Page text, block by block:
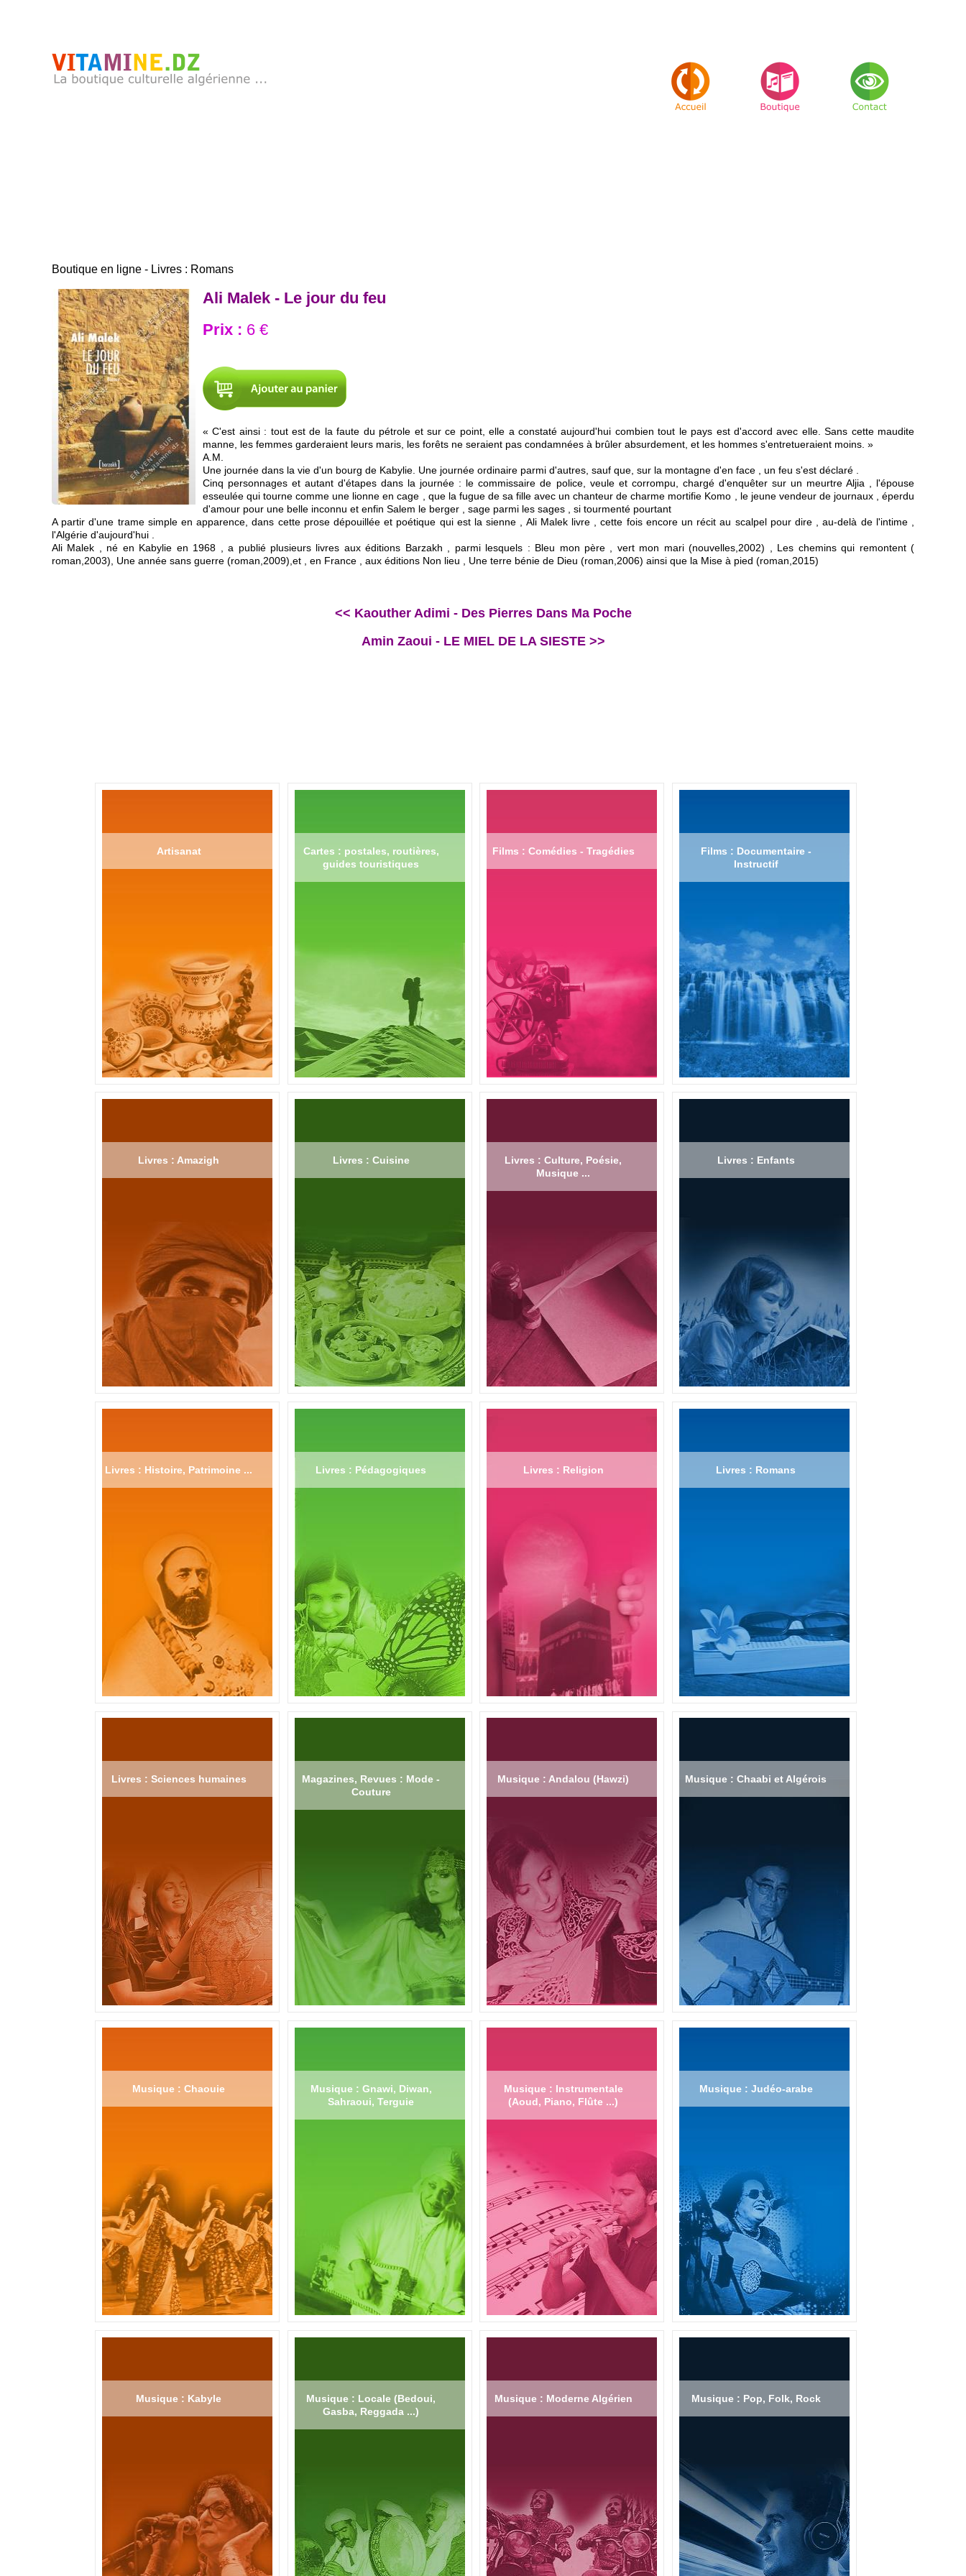
Boutique en ligne - Livres : Romans
Ali Malek - Le jour du feu
Prix : 6 €
« C'est ainsi : tout est de la faute du pétrole et sur ce point, elle a constaté aujourd'hui combien tout le pays est d'accord avec elle. Sans cette maudite
manne, les femmes garderaient leurs maris, les forêts ne seraient pas condamnées à brûler absurdement, et les hommes s'entretueraient moins. »
A.M.
Une journée dans la vie d'un bourg de Kabylie. Une journée ordinaire parmi d'autres, sauf que, sur la montagne d'en face , un feu s'est déclaré .
Cinq personnages et autant d'étapes dans la journée : le commissaire de police, veule et corrompu, chargé d'enquêter sur un meurtre Aljia , l'épouse
esseulée qui tourne comme une lionne en cage , que la fugue de sa fille avec un chanteur de charme mortifie Komo , le jeune vendeur de journaux , éperdu
d'amour pour une belle inconnu et enfin Salem le berger , sage parmi les sages , si tourmenté pourtant
A partir d'une trame simple en apparence, dans cette prose dépouillée et poétique qui est la sienne , Ali Malek livre , cette fois encore un récit au scalpel pour dire , au-delà de l'intime ,
l'Algérie d'aujourd'hui .
Ali Malek , né en Kabylie en 1968 , a publié plusieurs livres aux éditions Barzakh , parmi lesquels : Bleu mon père , vert mon mari (nouvelles,2002) , Les chemins qui remontent (
roman,2003), Une année sans guerre (roman,2009),et , en France , aux éditions Non lieu , Une terre bénie de Dieu (roman,2006) ainsi que la Mise à pied (roman,2015)
<< Kaouther Adimi - Des Pierres Dans Ma Poche
Amin Zaoui - LE MIEL DE LA SIESTE >>
Artisanat
Cartes : postales, routières,
guides touristiques
Films : Comédies - Tragédies
Films : Documentaire -
Instructif
Livres : Amazigh Livres : Cuisine
Livres : Culture, Poésie,
Musique ...
Livres : Enfants
Livres : Histoire, Patrimoine ... Livres : Pédagogiques Livres : Religion Livres : Romans
Livres : Sciences humaines
Magazines, Revues : Mode -
Couture
Musique : Andalou (Hawzi) Musique : Chaabi et Algérois
Musique : Chaouie
Musique : Gnawi, Diwan,
Sahraoui, Terguie
Musique : Instrumentale
(Aoud, Piano, Flûte ...)
Musique : Judéo-arabe
Musique : Kabyle
Musique : Locale (Bedoui,
Gasba, Reggada ...)
Musique : Moderne Algérien Musique : Pop, Folk, Rock